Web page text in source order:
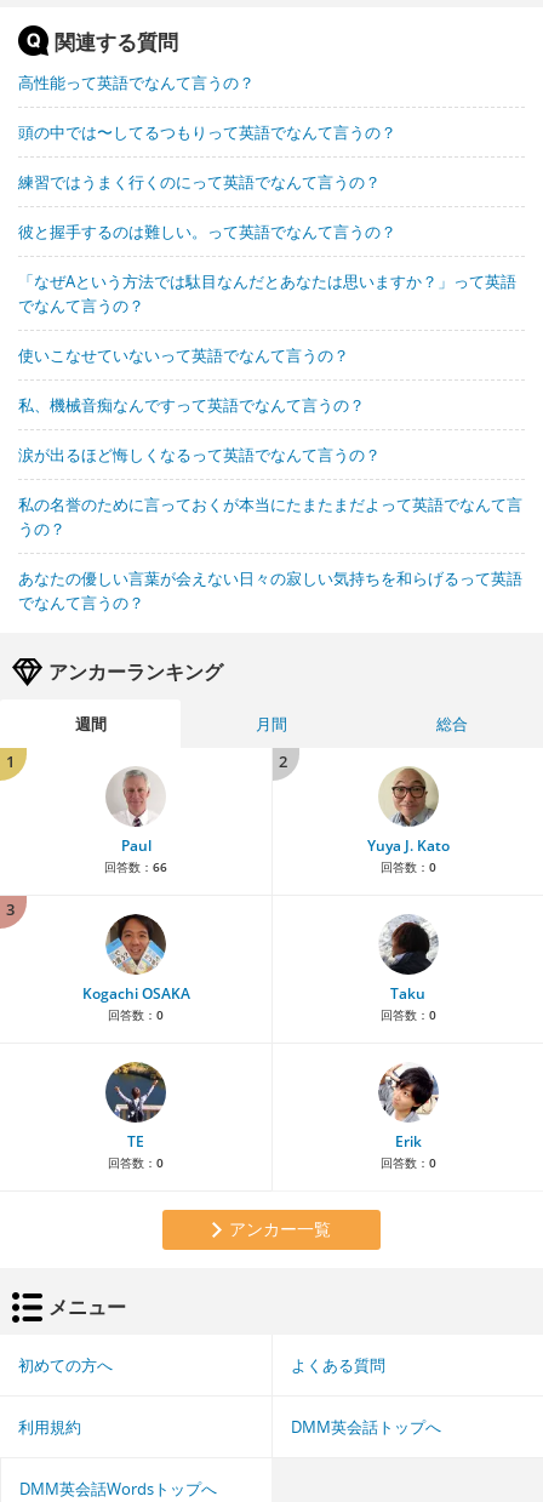
関連する質問
高性能って英語でなんて言うの？
頭の中では〜してるつもりって英語でなんて言うの？
練習ではうまく行くのにって英語でなんて言うの？
彼と握手するのは難しい。って英語でなんて言うの？
「なぜAという方法では駄目なんだとあなたは思いますか？」って英語
でなんて言うの？
使いこなせていないって英語でなんて言うの？
私、機械音痴なんですって英語でなんて言うの？
涙が出るほど悔しくなるって英語でなんて言うの？
私の名誉のために言っておくが本当にたまたまだよって英語でなんて言
うの？
あなたの優しい言葉が会えない日々の寂しい気持ちを和らげるって英語
でなんて言うの？
アンカーランキング
週間 月間
総合
1
Paul
回答数： 66
2
Yuya J. Kato
回答数： 0
3
Kogachi OSAKA
回答数： 0
Taku
回答数： 0
TE
回答数： 0
Erik
回答数： 0
アンカー一覧
メニュー
初めての方へ よくある質問
利用規約 DMM英会話トップへ
DMM英会話Wordsトップへ